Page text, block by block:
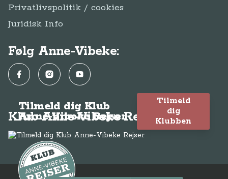
Privatlivspolitik / cookies
Juridisk Info
Følg Anne-Vibeke:
FacebookInstagramYouTube
Klub Anne-Vibeke Rejser
Tilmeld dig Klub
Anne-Vibeke Rejser
Tilmeld
dig
Klubben